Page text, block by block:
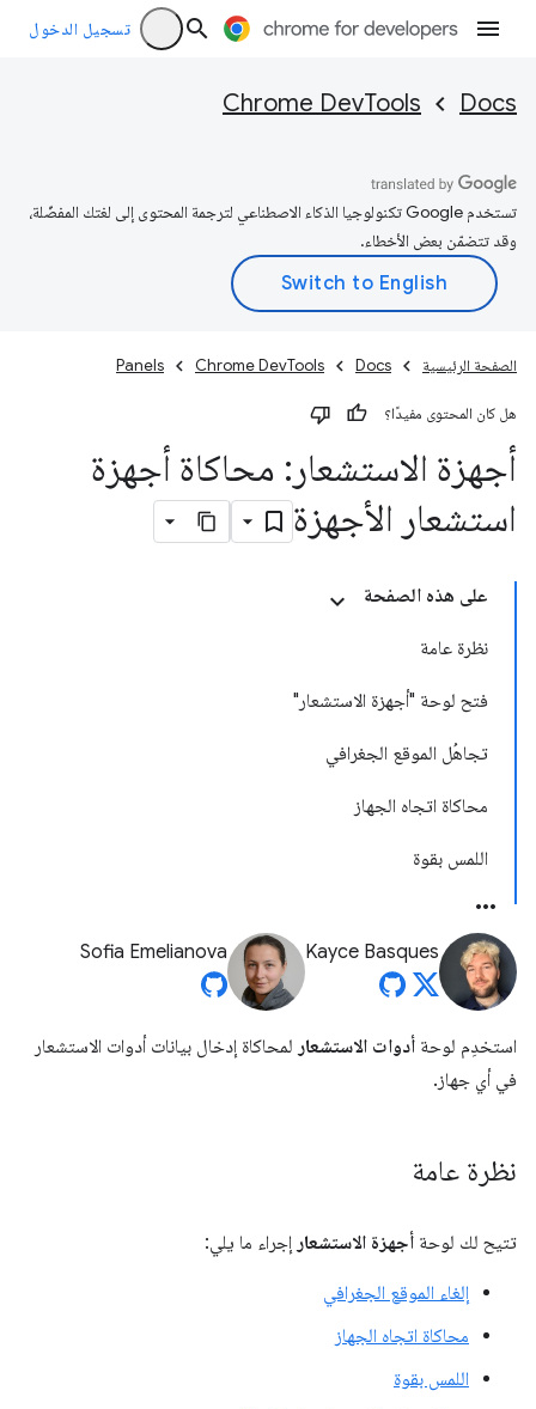
تسجيل الدخول
Docs
Chrome DevTools
تستخدم Google تكنولوجيا الذكاء الاصطناعي لترجمة المحتوى إلى لغتك المفضّلة،
وقد تتضمّن بعض الأخطاء.
الصفحة الرئيسية Docs
Chrome DevTools
Panels
هل كان المحتوى مفيدًا؟
أجهزة الاستشعار: محاكاة أجهزة
استشعار الأجهزة
على هذه الصفحة
نظرة عامة
فتح لوحة "أجهزة الاستشعار"
تجاهُل الموقع الجغرافي
محاكاة اتجاه الجهاز
اللمس بقوة
Kayce Basques
Sofia Emelianova
استخدِم لوحة أدوات الاستشعار لمحاكاة إدخال بيانات أدوات الاستشعار
في أي جهاز.
نظرة عامة
تتيح لك لوحة أجهزة الاستشعار إجراء ما يلي:
إلغاء الموقع الجغرافي
محاكاة اتجاه الجهاز
اللمس بقوة